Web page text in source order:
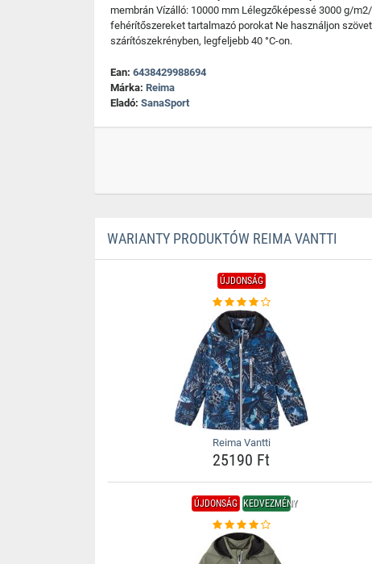
membrán Vízálló: 10000 mm Lélegzőképessé 3000 g/
fehérítőszereket tartalmazó porokat Ne használjon
szárítószekrényben, legfeljebb 40 °C-on.
Ean: 6438429988694
Márka: Reima
Eladó: SanaSport
WARIANTY PRODUKTÓW REIMA VANTTI
ÚJDONSÁG
Reima Vantti
25190 Ft
ÚJDONSÁG KEDVEZMÉNY